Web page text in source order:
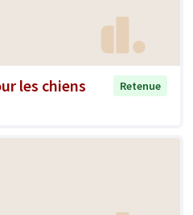
les chiens
Retenue